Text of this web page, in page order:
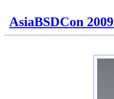
AsiaBSDCon 2009